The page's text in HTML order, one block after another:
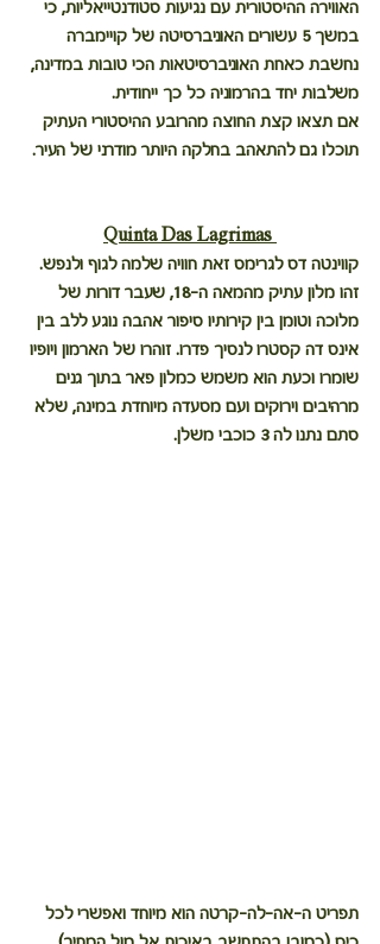
האווירה ההיסטורית עם נגיעות סטודנטייאליות, כי
במשך 5 עשורים האוניברסיטה של קויימברה
נחשבת כאחת האוניברסיטאות הכי טובות במדינה,
משלבות יחד בהרמוניה כל כך ייחודית.
אם תצאו קצת החוצה מהרובע ההיסטורי העתיק
תוכלו גם להתאהב בחלקה היותר מודרני של העיר.
Quinta Das Lagrimas
קווינטה דס לגרימס זאת חוויה שלמה לגוף ולנפש.
זהו מלון עתיק מהמאה ה-18, שעבר דורות של
מלוכה וטומן בין קירותיו סיפור אהבה נוגע ללב בין
אינס דה קסטרו לנסיך פדרו. זוהרו של הארמון ויופיו
שומרו וכעת הוא משמש כמלון פאר בתוך גנים
מרהיבים וירוקים ועם מסעדה מיוחדת במינה, שלא
סתם נתנו לה 3 כוכבי משלן.
תפריט ה-אה-לה-קרטה הוא מיוחד ואפשרי לכל